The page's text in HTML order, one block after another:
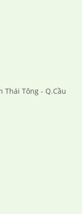
Thái Tông - Q.Cầu